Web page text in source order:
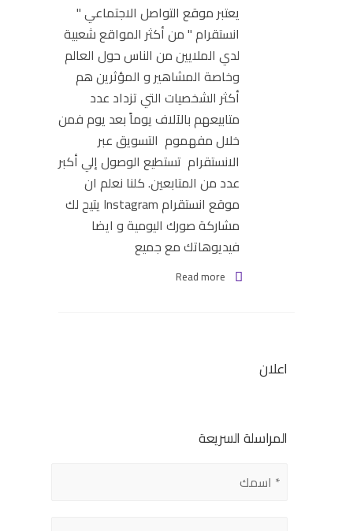
يعتبر موقع التواصل الاجتماعي "
انستقرام " من أكثر المواقع شعبية
لدي الملايين من الناس حول العالم
وخاصة المشاهير و المؤثرين هم
أكثر الشخصيات التي تزداد عدد
متابيعهم بالآلاف يوماً بعد يوم فمن
خلال مفهموم التسويق عبر
الانستقرام تستطيع الوصول إلي أكبر
عدد من المتابعين. كلنا نعلم ان
موقع انستقرام Instagram يتيح لك
مشاركة صورك اليومية و ايضا
فيديوهاتك مع جميع
Read more
اعلان
المراسلة السريعة